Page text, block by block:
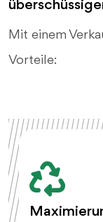
Mit einem
Vorteile: